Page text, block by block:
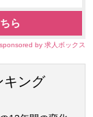
ら
sponsored by 求人ボックス
キング